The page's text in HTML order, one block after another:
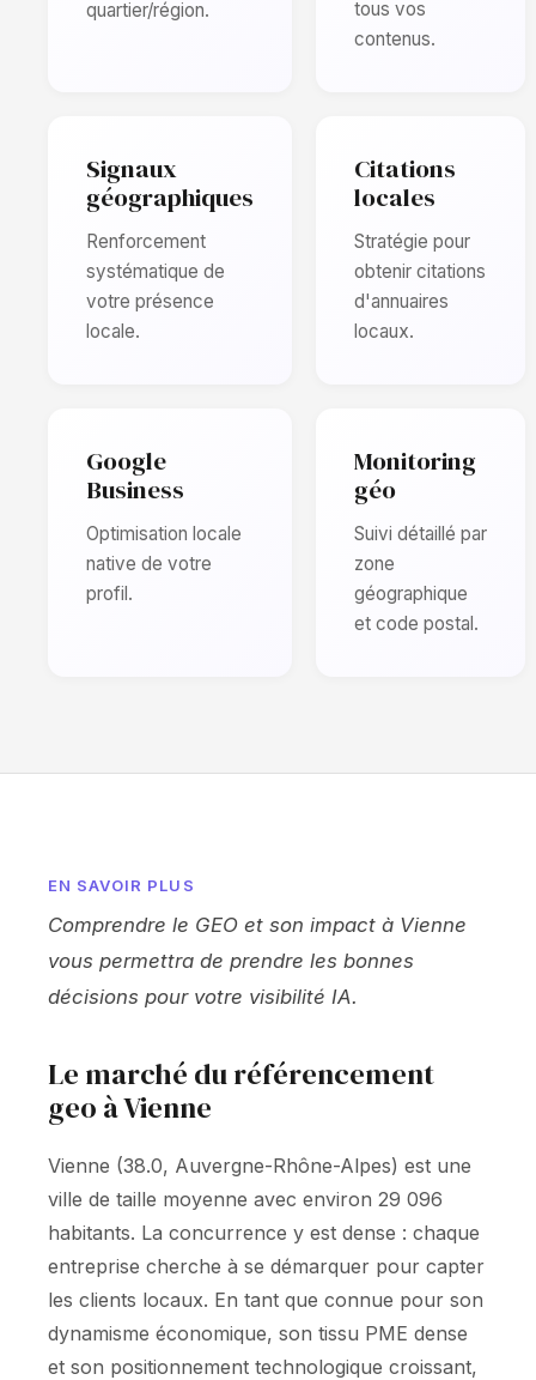
quartier/région.
tous vos
contenus.
Signaux
géographiques
Renforcement
systématique de
votre présence
locale.
Citations
locales
Stratégie pour
obtenir citations
d'annuaires
locaux.
Google
Business
Optimisation locale
native de votre
profil.
Monitoring
géo
Suivi détaillé par
zone
géographique
et code postal.
EN SAVOIR PLUS
Comprendre le GEO et son impact à Vienne
vous permettra de prendre les bonnes
décisions pour votre visibilité IA.
Le marché du référencement
geo à Vienne
Vienne (38.0, Auvergne-Rhône-Alpes) est une
ville de taille moyenne avec environ 29 096
habitants. La concurrence y est dense : chaque
entreprise cherche à se démarquer pour capter
les clients locaux. En tant que connue pour son
dynamisme économique, son tissu PME dense
et son positionnement technologique croissant,